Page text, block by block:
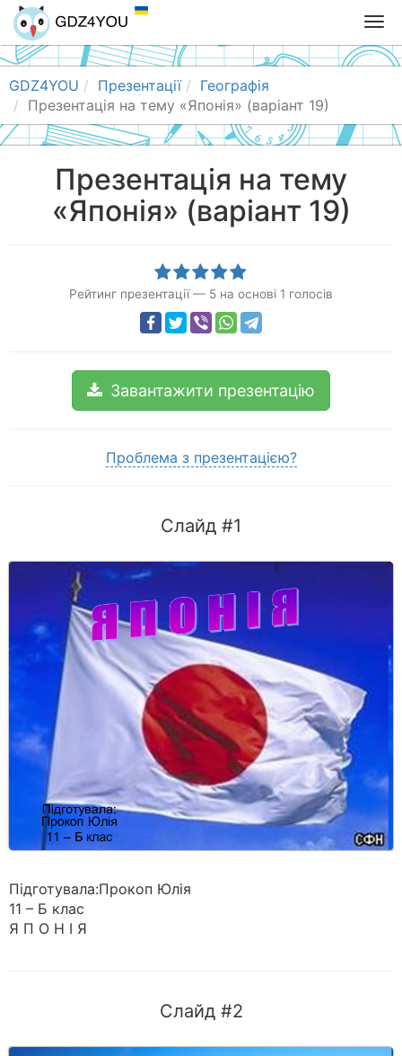
T
o
g
e
n
GDZ4YOU Презентації
Географія
Презентація на тему «Японія» (варіант 19)
Презентація на тему
«Японія» (варіант 19)
Рейтинг презентації — 5 на основі 1 голосів
Завантажити презентацію
Проблема з презентацією?
Слайд #1
Підготувала:Прокоп Юлія
11 – Б клас
Я П О Н І Я
Слайд #2